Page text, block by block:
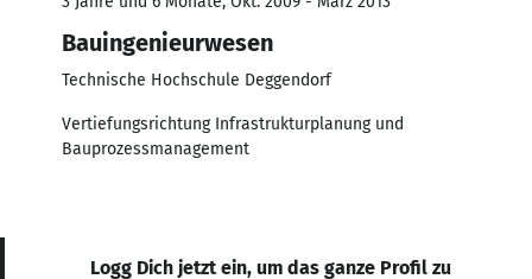
Bauingenieurwesen
Technische Hochschule Deggendorf
Vertiefungsrichtung Infrastrukturplanung und
Bauprozessmanagement
Logg Dich jetzt ein, um das ganze Profil zu